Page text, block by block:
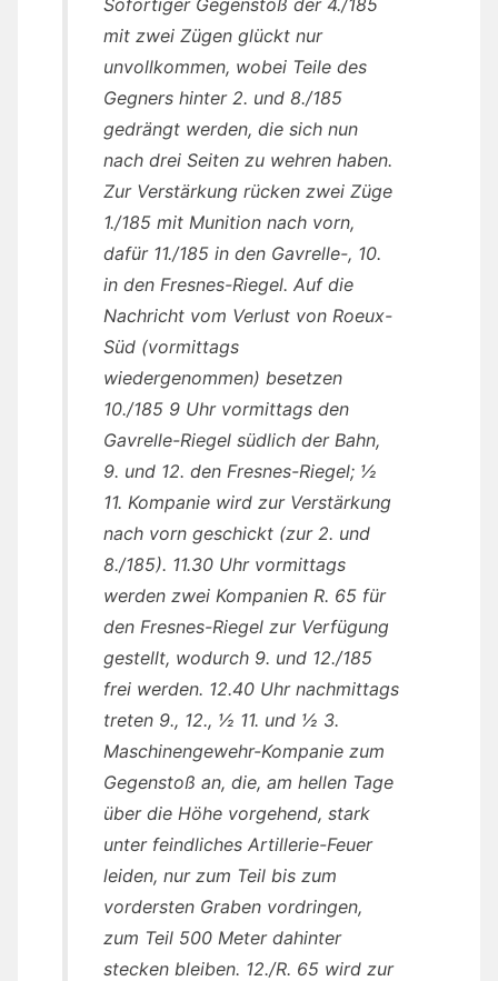
mit zwei Zügen glückt nur
unvollkommen, wobei Teile des
Gegners hinter 2. und 8./185
gedrängt werden, die sich nun
nach drei Seiten zu wehren haben.
Zur Verstärkung rücken zwei Züge
1./185 mit Munition nach vorn,
dafür 11./185 in den Gavrelle-, 10.
in den Fresnes-Riegel. Auf die
Nachricht vom Verlust von Roeux-
Süd (vormittags
wiedergenommen) besetzen
10./185 9 Uhr vormittags den
Gavrelle-Riegel südlich der Bahn,
9. und 12. den Fresnes-Riegel; ½
11. Kompanie wird zur Verstärkung
nach vorn geschickt (zur 2. und
8./185). 11.30 Uhr vormittags
werden zwei Kompanien R. 65 für
den Fresnes-Riegel zur Verfügung
gestellt, wodurch 9. und 12./185
frei werden. 12.40 Uhr nachmittags
treten 9., 12., ½ 11. und ½ 3.
Maschinengewehr-Kompanie zum
Gegenstoß an, die, am hellen Tage
über die Höhe vorgehend, stark
unter feindliches Artillerie-Feuer
leiden, nur zum Teil bis zum
vordersten Graben vordringen,
zum Teil 500 Meter dahinter
stecken bleiben. 12./R. 65 wird zur